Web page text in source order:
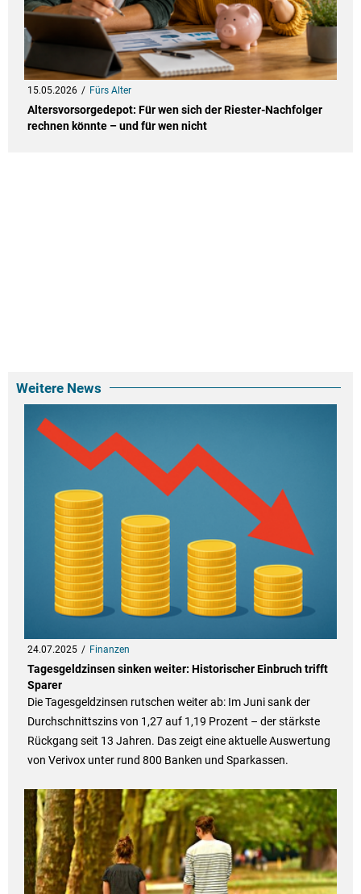
15.05.2026 Fürs Alter
Altersvorsorgedepot: Für wen sich der Riester-Nachfolger
rechnen könnte – und für wen nicht
Weitere News
24.07.2025 Finanzen
Tagesgeldzinsen sinken weiter: Historischer Einbruch trifft
Sparer
Die Tagesgeldzinsen rutschen weiter ab: Im Juni sank der
Durchschnittszins von 1,27 auf 1,19 Prozent – der stärkste
Rückgang seit 13 Jahren. Das zeigt eine aktuelle Auswertung
von Verivox unter rund 800 Banken und Sparkassen.